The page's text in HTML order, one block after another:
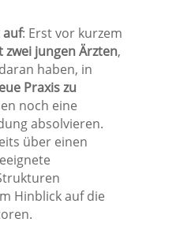
auf: Erst vor kurzem
zwei jungen Ärzten,
haben, in
Praxis zu
noch eine
absolvieren.
über einen
Hinblick auf die